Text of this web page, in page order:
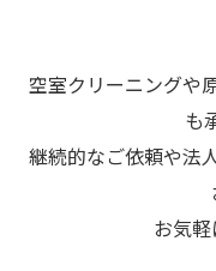
空室クリーニングや
も
継続的なご依頼や法
お気軽